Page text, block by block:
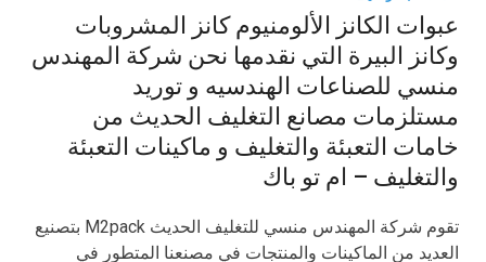
عبوات الكانز الألومنيوم كانز المشروبات
وكانز البيرة التي نقدمها نحن شركة المهندس
منسي للصناعات الهندسيه و توريد
مستلزمات مصانع التغليف الحديث من
خامات التعبئة والتغليف و ماكينات التعبئة
والتغليف – ام تو باك
تقوم شركة المهندس منسي للتغليف الحديث M2pack بتصنيع
العديد من الماكينات والمنتجات في مصنعنا المتطور في